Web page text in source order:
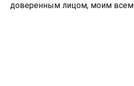
доверенным лицом, моим всем.